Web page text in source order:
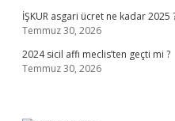
İŞKUR asgari ücret ne kadar 2025
Temmuz 30, 2026
2024 sicil affı meclis’ten geçti mi ?
Temmuz 30, 2026